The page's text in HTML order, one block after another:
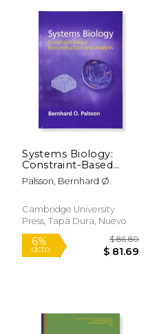
12%
dcto.
Systems Biology:
Constraint-Based
Reconstruction and
Analysis (en Inglés)
Palsson, Bernhard Ø.
Cambridge University
Press, Tapa Dura, Nuevo